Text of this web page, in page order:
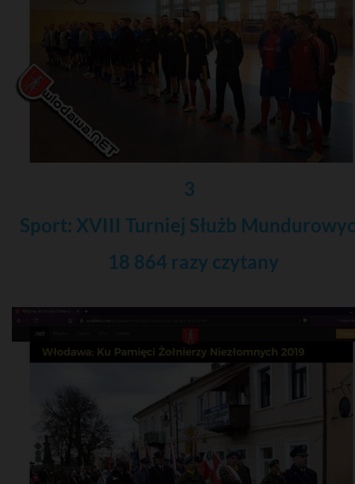
3
Sport: XVIII Turniej Służb
18 864 razy czytany